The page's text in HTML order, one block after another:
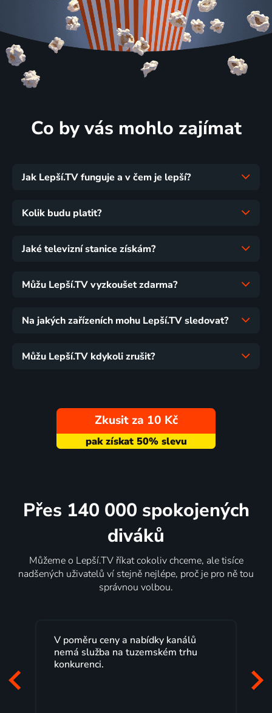
Co by vás mohlo zajímat
Jak Lepší.TV funguje a v čem je lepší?
Kolik budu platit?
Jaké televizní stanice získám?
Můžu Lepší.TV vyzkoušet zdarma?
Na jakých zařízeních mohu Lepší.TV sledovat?
Můžu Lepší.TV kdykoli zrušit?
Zkusit za 10 Kč
Přes 140 000 spokojených
diváků
Můžeme o Lepší.TV říkat cokoliv chceme, ale tisíce
nadšených uživatelů ví stejně nejlépe, proč je pro ně tou
správnou volbou.
V poměru ceny a nabídky kanálů
nemá služba na tuzemském trhu
konkurenci.